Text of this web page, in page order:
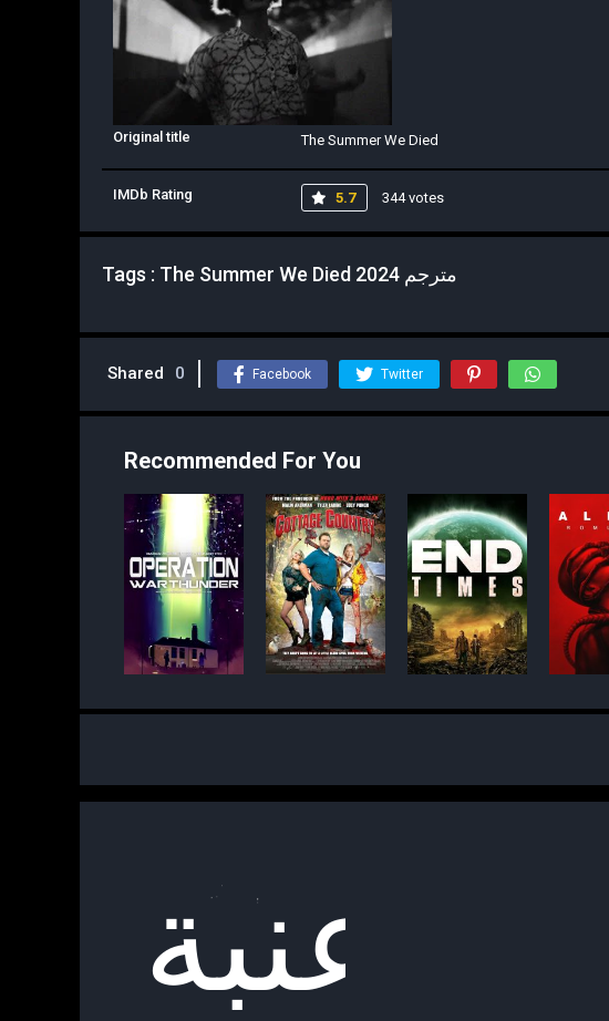
Original title The Summer We Died
IMDb Rating 5.7 344 votes
Tags : The Summer We Died 2024 مترجم
Shared 0 Facebook Twitter
Recommended For You